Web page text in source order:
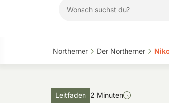
Northerner‎ Der Northerner‎
Leitfaden 2 Minuten